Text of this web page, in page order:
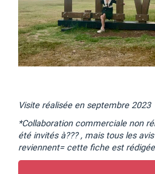
Visite réalisée en septembre 2023
*Collaboration commerciale non
été invités à??? , mais tous les
reviennent= cette fiche est